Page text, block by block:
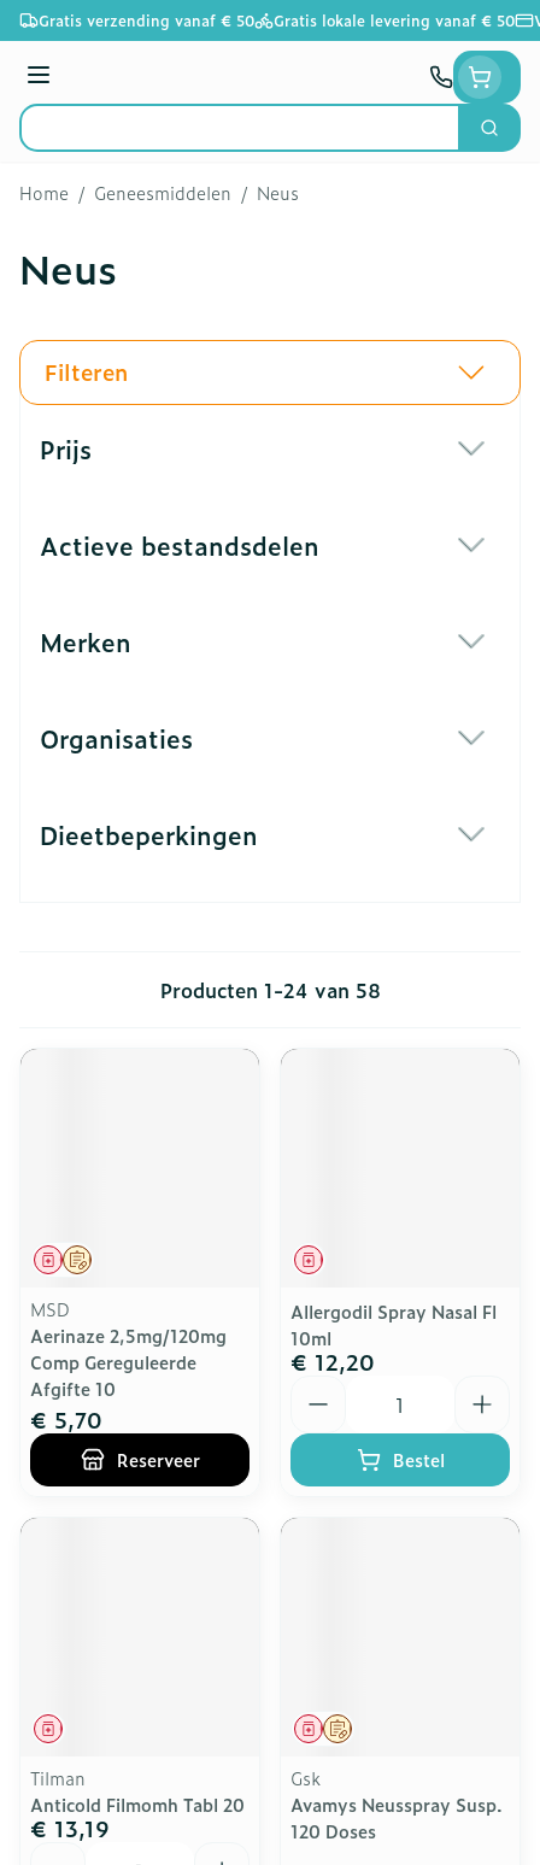
Ga naar de inhoud
Gratis verzending vanaf € 50 Gratis lokale levering vanaf € 50
Menu
Product, merk, categorie...
Zoek
Home / Geneesmiddelen / Neus
Neus
Filteren
Prijs
Actieve bestandsdelen
Merken
Organisaties
Dieetbeperkingen
Producten 1-24 van 58
Op voorschrift
Geneesmiddel
MSD
Aerinaze 2,5mg/120mg
Comp Gereguleerde
Afgifte 10
€ 5,70
Reserveer
Geneesmiddel
Allergodil Spray Nasal Fl
10ml
€ 12,20
Bestel
Geneesmiddel
Tilman
Anticold Filmomh Tabl 20
€ 13,19
Op voorschrift
Geneesmiddel
Gsk
Avamys Neusspray Susp.
120 Doses